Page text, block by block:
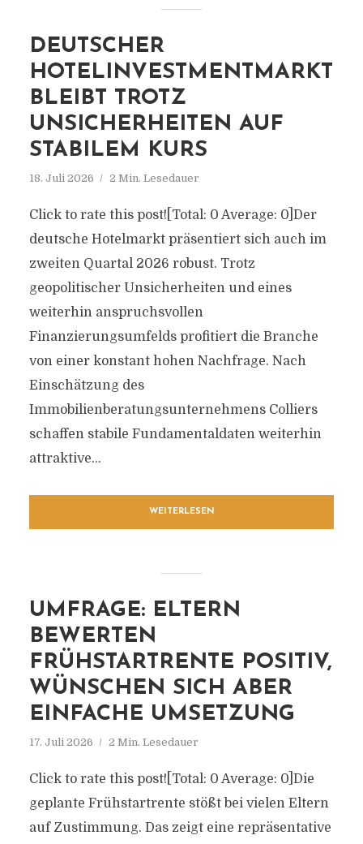
DEUTSCHER
HOTELINVESTMENTMARKT
BLEIBT TROTZ
UNSICHERHEITEN AUF
STABILEM KURS
18. Juli 2026 2 Min. Lesedauer
Click to rate this post![Total: 0 Average: 0]Der
deutsche Hotelmarkt präsentiert sich auch im
zweiten Quartal 2026 robust. Trotz
geopolitischer Unsicherheiten und eines
weiterhin anspruchsvollen
Finanzierungsumfelds profitiert die Branche
von einer konstant hohen Nachfrage. Nach
Einschätzung des
Immobilienberatungsunternehmens Colliers
schaffen stabile Fundamentaldaten weiterhin
attraktive...
WEITERLESEN
UMFRAGE: ELTERN
BEWERTEN
FRÜHSTARTRENTE POSITIV,
WÜNSCHEN SICH ABER
EINFACHE UMSETZUNG
17. Juli 2026 2 Min. Lesedauer
Click to rate this post![Total: 0 Average: 0]Die
geplante Frühstartrente stößt bei vielen Eltern
auf Zustimmung. Das zeigt eine repräsentative